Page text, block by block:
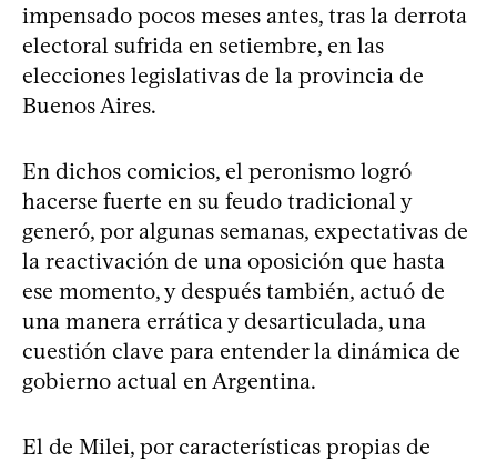
impensado pocos meses antes, tras la derrota
electoral sufrida en setiembre, en las
elecciones legislativas de la provincia de
Buenos Aires.
En dichos comicios, el peronismo logró
hacerse fuerte en su feudo tradicional y
generó, por algunas semanas, expectativas de
la reactivación de una oposición que hasta
ese momento, y después también, actuó de
una manera errática y desarticulada, una
cuestión clave para entender la dinámica de
gobierno actual en Argentina.
El de Milei, por características propias de